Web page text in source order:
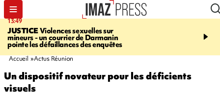
13:49
JUSTICEViolences sexuelles sur
mineurs - un courrier de Darmanin
pointe les défaillances des enquêtes
17:59
Corniche - la route du
Accueil Actus Réunion
Un dispositif novateur pour les déficients
visuels